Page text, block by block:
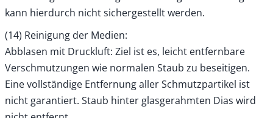
kann hierdurch nicht sichergestellt werden.
(14) Reinigung der Medien:
Abblasen mit Druckluft: Ziel ist es, leicht entfernbare
Verschmutzungen wie normalen Staub zu beseitigen.
Eine vollständige Entfernung aller Schmutzpartikel ist
nicht garantiert. Staub hinter glasgerahmten Dias wird